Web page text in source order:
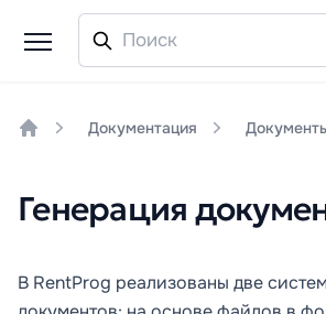
Документация
Генерация
В RentProg реализованы две